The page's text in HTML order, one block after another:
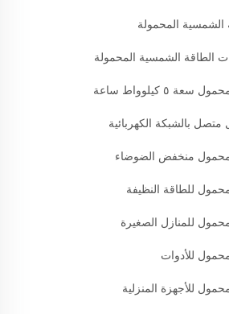
الشمسية المحمولة
الطاقة الشمسية المحمولة
كيلوواط ساعة
بالشبكة الكهربائية
منخفض الضوضاء
للطاقة النظيفة
للمنازل الصغيرة
للأدوات
للأجهزة المنزلية